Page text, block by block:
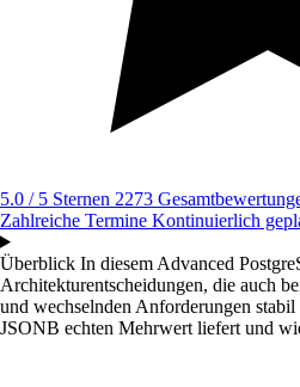
5.0 / 5 Sternen 2273
Zahlreiche Termine Kontinuierlich
Überblick In diesem Advanced
Architekturentscheidungen, die auch
und wechselnden Anforderungen
JSONB echten Mehrwert liefert und